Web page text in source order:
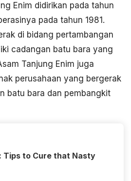
Enim didirikan pada tahun
pada tahun 1981.
di bidang pertambangan
cadangan batu bara yang
Tanjung Enim juga
perusahaan yang bergerak
batu bara dan pembangkit
Tips to Cure that Nasty